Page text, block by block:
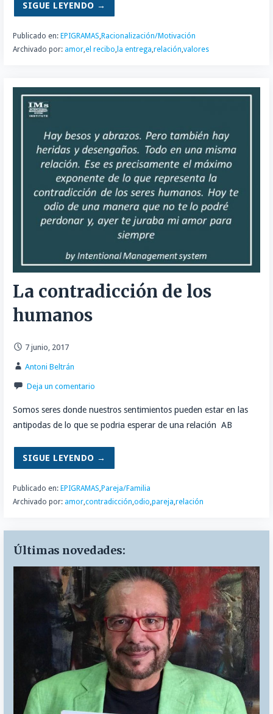
SIGUE LEYENDO →
Publicado en: EPIGRAMAS,Racionalización/Motivación
Archivado por: amor,el recibo,la entrega,relación,valores
La contradicción de los
humanos
7 junio, 2017
Antoni Beltrán
Deja un comentario
Somos seres donde nuestros sentimientos pueden estar en las
antipodas de lo que se podria esperar de una relación AB
SIGUE LEYENDO →
Publicado en: EPIGRAMAS,Pareja/Familia
Archivado por: amor,contradicción,odio,pareja,relación
Últimas novedades: